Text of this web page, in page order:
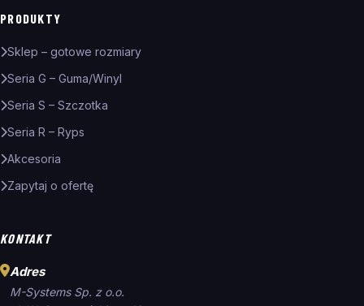
PRODUKTY
Sklep – gotowe rozmiary
Seria G – Guma/Winyl
Seria S – Szczotka
Seria R – Ryps
Akcesoria
Zapytaj o ofertę
KONTAKT
Adres
M-Systems Sp. z o.o.